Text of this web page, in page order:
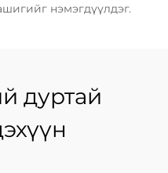
нэмэгдүүлдэг.
дуртай